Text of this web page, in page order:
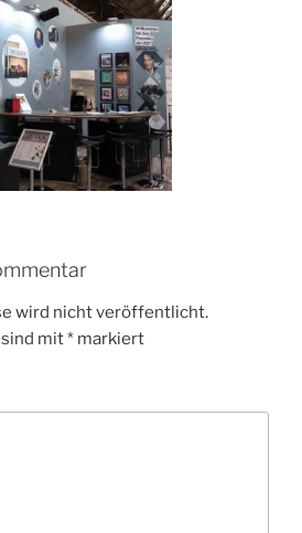
wird nicht veröffentlicht.
mit* markiert